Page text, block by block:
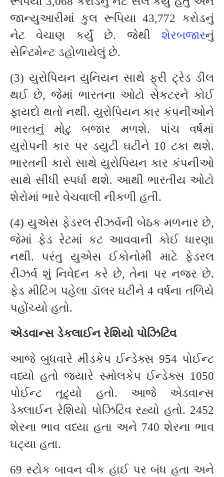
જાન્યુઆરીમાં કુલ રૂપિયા 43,772 કરોડનું
નેટ વેચાણ કર્યું છે. જેથી શેરબજારનું
સેન્ટિમેન્ટ ડહોળાયેલું છે.
(3) યુરોપિયન યુનિયન સાથે ફ્રી ટ્રેડ ડીલ
થઈ છે, જેમાં ભારતના ઓટો સેકટરને કોઈ
ફાયદો થતો નથી. યુરોપિયન કાર કંપનીઓને
ભારતનું મોટુ બજાર મળશે. પાંચ વર્ષમાં
યુરોપની કાર પર ડયુટી ઘટીને 10 ટકા થશે.
ભારતની કારો સાથે યુરોપિયન કાર કંપનીઓ
સાથે સીધી સ્પર્ધા થશે. આથી ભારતીય ઓટો
શેરોમાં ભારે વેચવાલી નીકળી હતી.
(4) યુએસ ફેડરલ રીઝર્વની બેઠક મળનાર છે,
જેમાં ફેડ રેટમાં કટ આવવાની કોઈ ધારણા
નથી. પરંતુ યુએસ ઈકોનોમી માટે ફેડરલ
રીઝર્વ શું નિવેદન કરે છે, તેના પર નજર છે.
ફેડ મીટિંગ પહેલા ડૉલર ઘટીને 4 વર્ષના તળિયે
પહોંચ્યો હતો.
એડવાન્સ ડેકલાઈન રેશિયો પોઝિટિવ
આજે બુધવારે મીડકેપ ઈન્ડેક્સ 954 પોઈન્ટ
વધ્યો હતો જ્યારે સ્મોલકેપ ઈન્ડેક્સ 1050
પોઈન્ટ તૂટ્યો હતો. આજે એડવાન્સ
ડેક્લાઈન રેશિયો પોઝિટિવ રહ્યો હતો. 2452
શેરના ભાવ વધ્યા હતા અને 740 શેરના ભાવ
ઘટ્યા હતા.
69 સ્ટોક બાવન વીક હાઈ પર બંધ હતા અને